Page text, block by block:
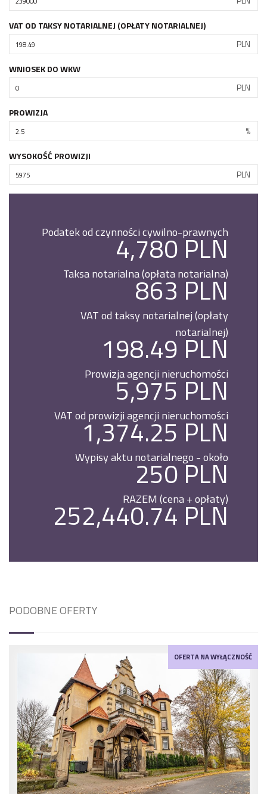
VAT OD TAKSY NOTARIALNEJ (OPŁATY NOTARIALNEJ)
PLN
WNIOSEK DO WKW
PLN
PROWIZJA
%
WYSOKOŚĆ PROWIZJI
PLN
Podatek od czynności cywilno-prawnych
4,780 PLN
Taksa notarialna (opłata notarialna)
863 PLN
VAT od taksy notarialnej (opłaty
notarialnej)
198.49 PLN
Prowizja agencji nieruchomości
5,975 PLN
VAT od prowizji agencji nieruchomości
1,374.25 PLN
Wypisy aktu notarialnego - około
250 PLN
RAZEM (cena + opłaty)
252,440.74 PLN
PODOBNE OFERTY
OFERTA NA WYŁĄCZNOŚĆ